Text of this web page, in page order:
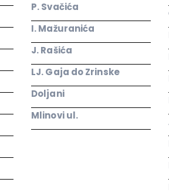
P. Svačića
I. Mažuranića
J. Rašića
LJ. Gaja do Zrinske
Doljani
Mlinovi ul.